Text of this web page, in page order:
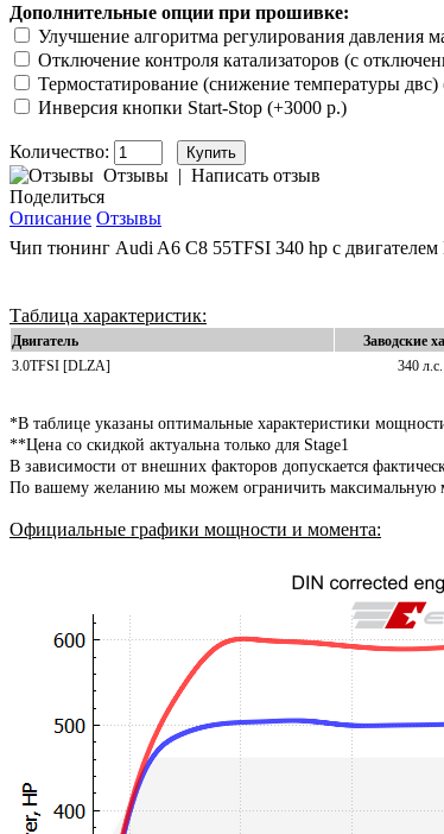
Дополнительные опции при прошивке:
Улучшение алгоритма регулирования давления
Отключение контроля катализаторов (с
Термостатирование (снижение температуры двс)
Инверсия кнопки Start-Stop (+3000 р.)
Количество:
Отзывы | Написать отзыв
Поделиться
Описание Отзывы
Чип тюнинг Audi A6 C8 55TFSI 340 hp c
Таблица характеристик:
Двигатель Заводские
3.0TFSI [DLZA]
340
*В таблице указаны оптимальные характеристики
**Цена со скидкой актуальна только для Stage1
В зависимости от внешних факторов допускается
По вашему желанию мы можем ограничить максимальную
Официальные графики мощности и момента: